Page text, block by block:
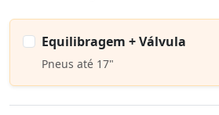
Equilibragem + Válvula
Pneus até 17"